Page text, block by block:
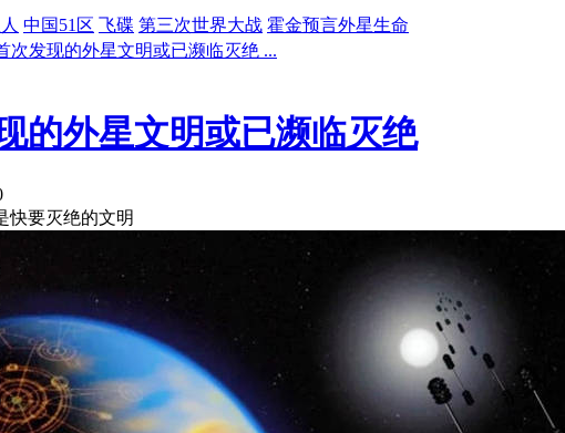
中国51区 飞碟 第三次世界大战 霍金预言外星生命
次发现的外星文明或已濒临灭绝 ...
的外星文明或已濒临灭绝
快要灭绝的文明